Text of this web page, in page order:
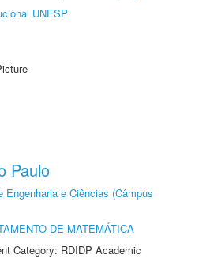
UNESP
Paulo
Engenharia e Ciências (Câmpus
DE MATEMÁTICA
Category: RDIDP Academic